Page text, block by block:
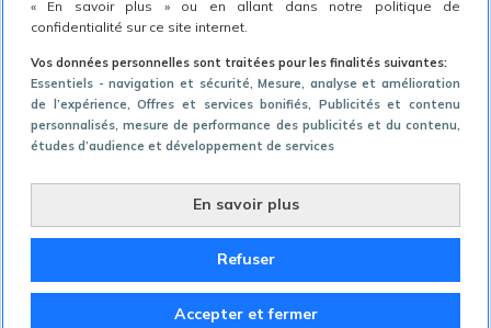
« En savoir plus » ou en allant dans notre politique de
confidentialité sur ce site internet.
Vos données personnelles sont traitées pour les finalités suivantes:
Essentiels - navigation et sécurité , Mesure, analyse et amélioration
de l’expérience , Offres et services bonifiés , Publicités et contenu
personnalisés, mesure de performance des publicités et du contenu,
études d’audience et développement de services
En savoir plus
Refuser
Accepter et fermer
nouvelles réglementations en vigueur;
Adaptation du contenu:Une fois que les
données des utilisateurs ont été collectées,
il est essentiel de les utiliser pour adapter le
contenu du site internet. Cela peut inclure
contenus basée sur les préférences de
l'utilisateur, la personnalisation de
l'interface et la création d'offres spéciales
ou de promotions ciblées;